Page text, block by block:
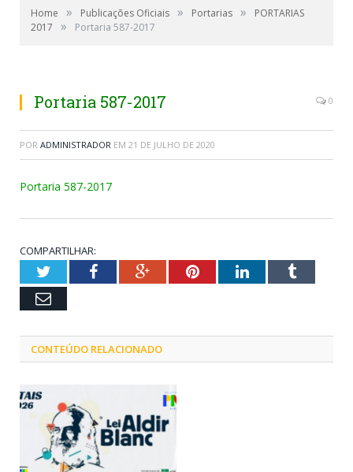
Home » Publicações Oficiais » Portarias »
PORTARIAS
2017
» Portaria 587-2017
Portaria 587-2017 0
POR ADMINISTRADOR EM 21 DE JULHO DE 2020
Portaria 587-2017
COMPARTILHAR:
TwitterFacebookGoogle+PinterestLinkedInTumblr
Email
CONTEÚDO RELACIONADO